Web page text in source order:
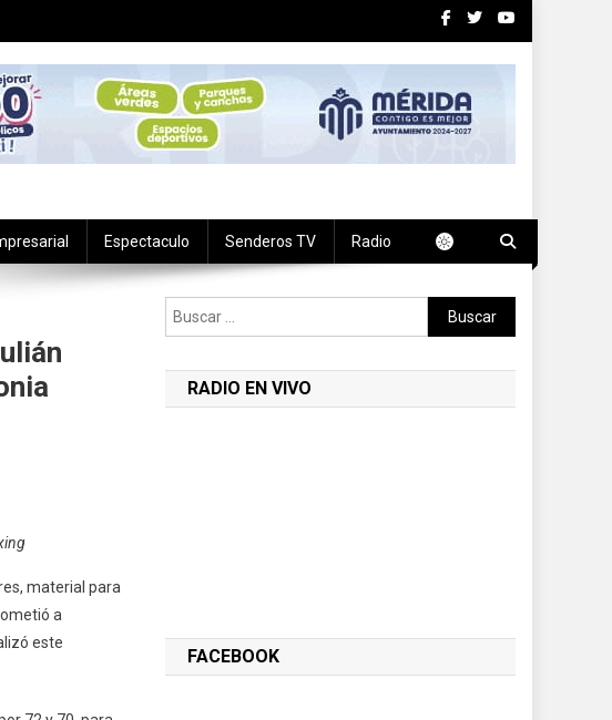
Espectaculo Senderos TV Radio
material para
a
este
Buscar:
RADIO EN VIVO
FACEBOOK